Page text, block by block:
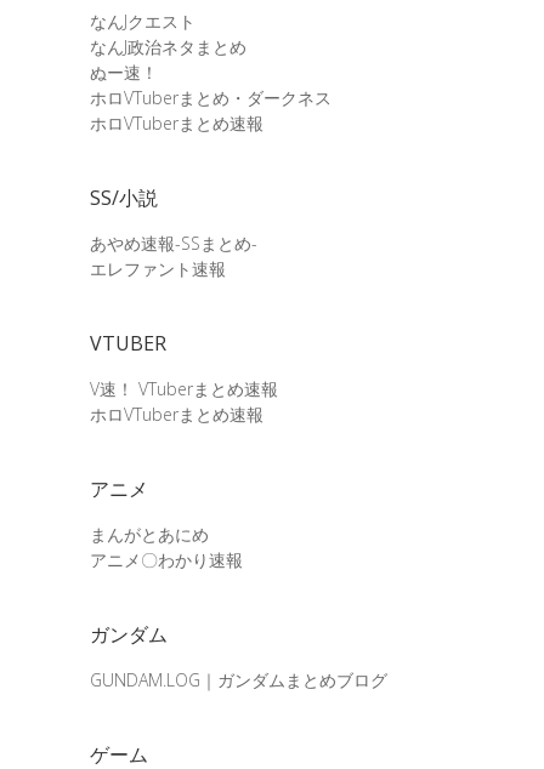
なんJクエスト
なんJ政治ネタまとめ
ぬー速！
ホロVTuberまとめ・ダークネス
ホロVTuberまとめ速報
SS/小説
あやめ速報-SSまとめ-
エレファント速報
VTUBER
V速！ VTuberまとめ速報
ホロVTuberまとめ速報
アニメ
まんがとあにめ
アニメ〇わかり速報
ガンダム
GUNDAM.LOG｜ガンダムまとめブログ
ゲーム